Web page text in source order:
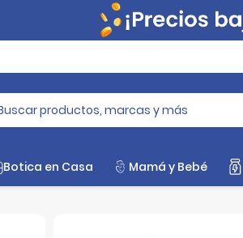
Botica en Casa Mamá y Bebé